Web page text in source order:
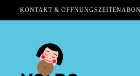
KONTAKT & ÖFFNUNGSZEITEN